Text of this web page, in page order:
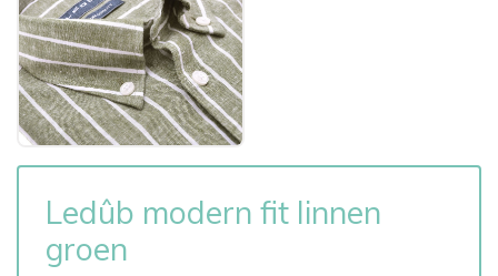
Ledûb modern fit linnen
groen